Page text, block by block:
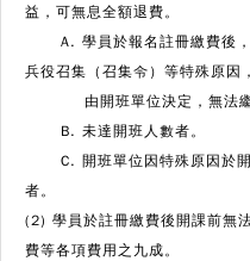
益，可無息全額退費。
A. 學員於報名註冊繳費後，
兵役召集（召集令）等特殊原因
由開班單位決定，無法繼
B. 未達開班人數者。
C. 開班單位因特殊原因於開
者。
(2) 學員於註冊繳費後開課前無
費等各項費用之九成。